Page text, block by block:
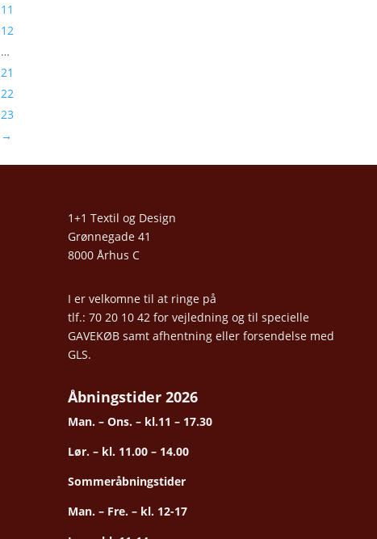
11
12
…
21
22
23
→
1+1 Textil og Design
Grønnegade 41
8000 Århus C
I er velkomne til at ringe på
tlf.: 70 20 10 42 for vejledning og til specielle
GAVEKØB samt afhentning eller forsendelse med
GLS.
Åbningstider 2026
Man. – Ons. – kl.11 – 17.30
Lør. – kl. 11.00 – 14.00
Sommeråbningstider
Man. – Fre. – kl. 12-17